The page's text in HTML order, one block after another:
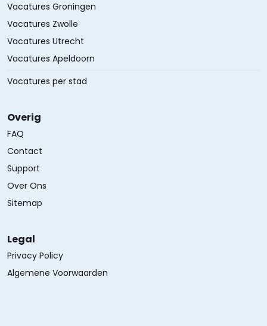
Vacatures Groningen
Vacatures Zwolle
Vacatures Utrecht
Vacatures Apeldoorn
Vacatures per stad
Overig
FAQ
Contact
Support
Over Ons
Sitemap
Legal
Privacy Policy
Algemene Voorwaarden